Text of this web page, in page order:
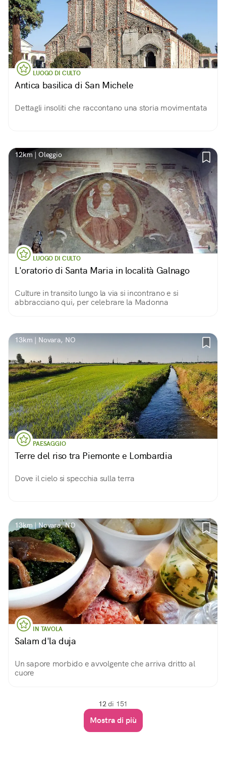
LUOGO DI CULTO
Antica basilica di San Michele
Dettagli insoliti che raccontano una storia movimentata
12km | Oleggio
LUOGO DI CULTO
L'oratorio di Santa Maria in località Galnago
Culture in transito lungo la via si incontrano e si
abbracciano qui, per celebrare la Madonna
13km | Novara, NO
PAESAGGIO
Terre del riso tra Piemonte e Lombardia
Dove il cielo si specchia sulla terra
13km | Novara, NO
IN TAVOLA
Salam d'la duja
Un sapore morbido e avvolgente che arriva dritto al
cuore
12di 151
Mostra di più